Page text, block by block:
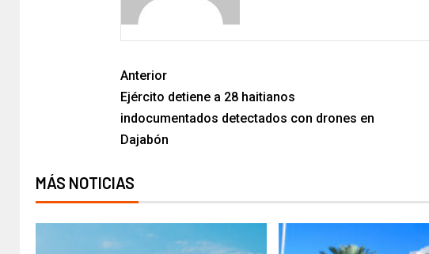
Anterior
Ejército detiene a 28 haitianos
indocumentados detectados con drones en
Dajabón
MÁS NOTICIAS